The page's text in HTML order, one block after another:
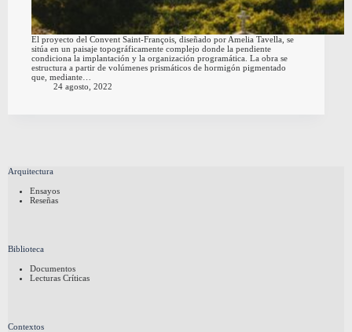
El proyecto del Convent Saint-François, diseñado por Amelia Tavella, se
sitúa en un paisaje topográficamente complejo donde la pendiente
condiciona la implantación y la organización programática. La obra se
estructura a partir de volúmenes prismáticos de hormigón pigmentado
que, mediante…
24 agosto, 2022
Arquitectura
Ensayos
Reseñas
Biblioteca
Documentos
Lecturas Críticas
Contextos